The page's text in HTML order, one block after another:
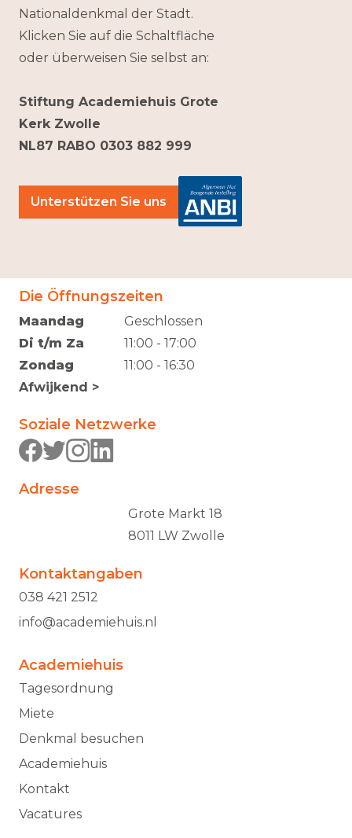
Die Öffnungszeiten
Maandag
Di t/m Za
Zondag
Afwijkend >
Geschlossen
11:00 - 17:00
11:00 - 16:30
Soziale Netzwerke
Adresse
Grote Markt 18
8011 LW Zwolle
Kontaktangaben
038 421 2512
info@academiehuis.nl
Academiehuis
Tagesordnung
Miete
Denkmal besuchen
Academiehuis
Kontakt
Vacatures
Nationaldenkmal der Stadt.
Klicken Sie auf die Schaltfläche
oder überweisen Sie selbst an:
Stiftung Academiehuis Grote
Kerk Zwolle
NL87 RABO 0303 882 999
Unterstützen Sie uns